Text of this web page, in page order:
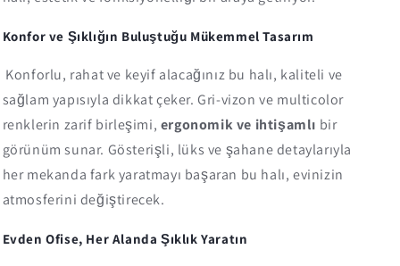
Konfor ve Şıklığın Buluştuğu Mükemmel Tasarım
Konforlu, rahat ve keyif alacağınız bu halı, kaliteli ve
sağlam yapısıyla dikkat çeker. Gri-vizon ve multicolor
renklerin zarif birleşimi, ergonomik ve ihtişamlı bir
görünüm sunar. Gösterişli, lüks ve şahane detaylarıyla
her mekanda fark yaratmayı başaran bu halı, evinizin
atmosferini değiştirecek.
Evden Ofise, Her Alanda Şıklık Yaratın